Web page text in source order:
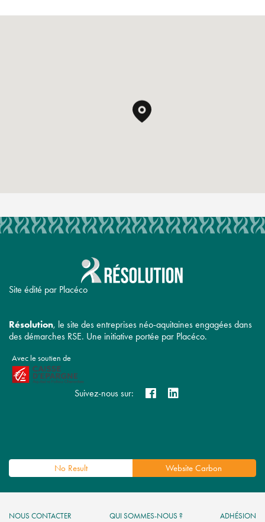
Site édité par Placéco
Résolution, le site des entreprises néo-aquitaines engagées dans
des démarches RSE. Une initiative portée par Placéco.
Avec le soutien de
Suivez-nous sur:
No Result Website Carbon
NOUS CONTACTER QUI SOMMES-NOUS ? ADHÉSION